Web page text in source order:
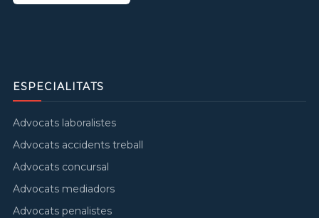
ESPECIALITATS
Advocats laboralistes
Advocats accidents treball
Advocats concursal
Advocats mediadors
Advocats penalistes